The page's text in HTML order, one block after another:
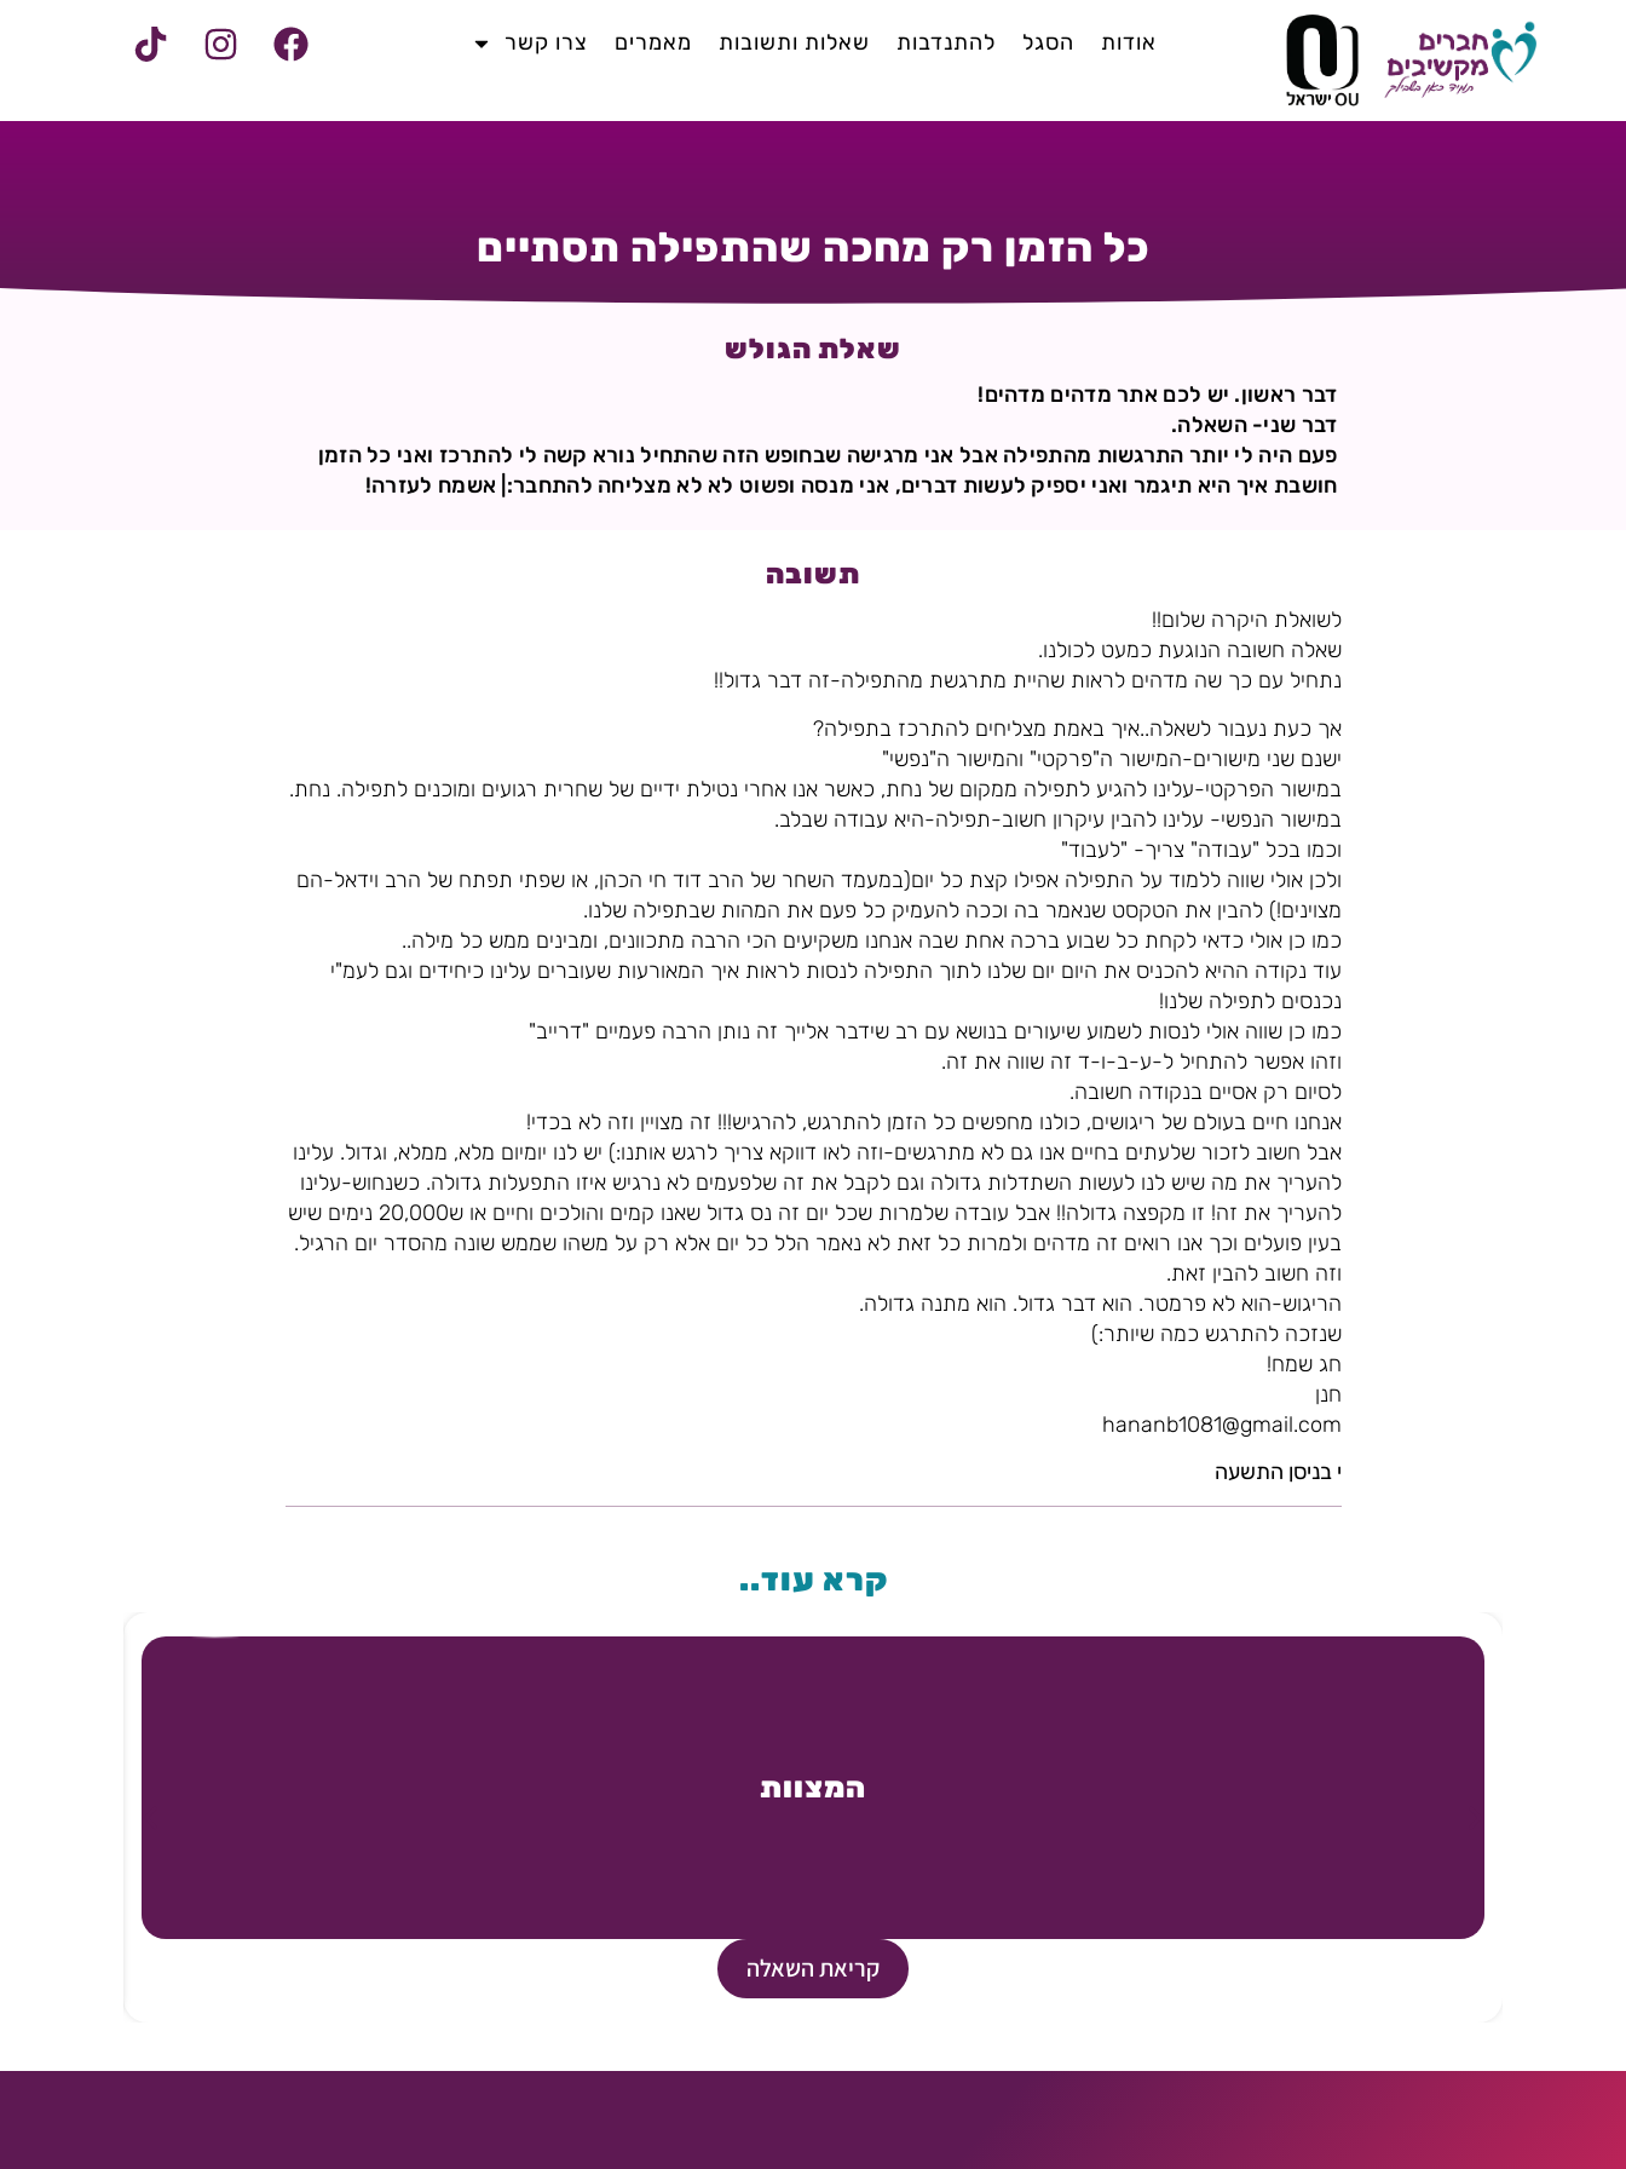
אודות הסגל להתנדבות שאלות ותשובות מאמרים צרו קשר
כל הזמן רק מחכה שהתפילה תסתיים
שאלת הגולש
דבר ראשון. יש לכם אתר מדהים מדהים!
דבר שני- השאלה.
פעם היה לי יותר התרגשות מהתפילה אבל אני מרגישה שבחופש הזה שהתחיל נורא קשה לי להתרכז ואני כל הזמן
חושבת איך היא תיגמר ואני יספיק לעשות דברים, אני מנסה ופשוט לא לא מצליחה להתחבר:| אשמח לעזרה!
תשובה
לשואלת היקרה שלום!!
שאלה חשובה הנוגעת כמעט לכולנו.
נתחיל עם כך שה מדהים לראות שהיית מתרגשת מהתפילה-זה דבר גדול!!
אך כעת נעבור לשאלה..איך באמת מצליחים להתרכז בתפילה?
ישנם שני מישורים-המישור ה"פרקטי" והמישור ה"נפשי"
במישור הפרקטי-עלינו להגיע לתפילה ממקום של נחת, כאשר אנו אחרי נטילת ידיים של שחרית רגועים ומוכנים לתפילה. נחת.
במישור הנפשי- עלינו להבין עיקרון חשוב-תפילה-היא עבודה שבלב.
וכמו בכל "עבודה" צריך- "לעבוד"
ולכן אולי שווה ללמוד על התפילה אפילו קצת כל יום(במעמד השחר של הרב דוד חי הכהן, או שפתי תפתח של הרב וידאל-הם
מצוינים!) להבין את הטקסט שנאמר בה וככה להעמיק כל פעם את המהות שבתפילה שלנו.
כמו כן אולי כדאי לקחת כל שבוע ברכה אחת שבה אנחנו משקיעים הכי הרבה מתכוונים, ומבינים ממש כל מילה..
עוד נקודה ההיא להכניס את היום יום שלנו לתוך התפילה לנסות לראות איך המאורעות שעוברים עלינו כיחידים וגם לעמ"י
נכנסים לתפילה שלנו!
כמו כן שווה אולי לנסות לשמוע שיעורים בנושא עם רב שידבר אלייך זה נותן הרבה פעמיים "דרייב"
וזהו אפשר להתחיל ל-ע-ב-ו-ד זה שווה את זה.
לסיום רק אסיים בנקודה חשובה.
אנחנו חיים בעולם של ריגושים, כולנו מחפשים כל הזמן להתרגש, להרגיש!!! זה מצויין וזה לא בכדי!
אבל חשוב לזכור שלעתים בחיים אנו גם לא מתרגשים-וזה לאו דווקא צריך לרגש אותנו:) יש לנו יומיום מלא, ממלא, וגדול. עלינו
להעריך את מה שיש לנו לעשות השתדלות גדולה וגם לקבל את זה שלפעמים לא נרגיש איזו התפעלות גדולה. כשנחוש-עלינו
להעריך את זה! זו מקפצה גדולה!! אבל עובדה שלמרות שכל יום זה נס גדול שאנו קמים והולכים וחיים או ש20,000 נימים שיש
בעין פועלים וכך אנו רואים זה מדהים ולמרות כל זאת לא נאמר הלל כל יום אלא רק על משהו שממש שונה מהסדר יום הרגיל.
וזה חשוב להבין זאת.
הריגוש-הוא לא פרמטר. הוא דבר גדול. הוא מתנה גדולה.
שנזכה להתרגש כמה שיותר:)
חג שמח!
חנן
hananb1081@gmail.com
י בניסן התשעה
קרא עוד..
המצוות
קריאת השאלה